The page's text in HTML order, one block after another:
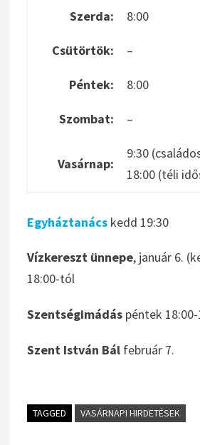
Szerda: 8:00
Csütörtök: –
Péntek: 8:00
Szombat: –
Vasárnap:
9:30
18:00 (téli
Egyháztanácskedd 19:30
Vízkereszt ünnepe, január 6.
18:00-tól
Szentségimádáspéntek 18:00-
Szent István Bálfebruár 7.
TAGGED VASÁRNAPI HIRDETÉSEK